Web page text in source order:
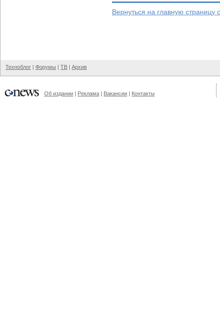
Вернуться на главную страницу
Техноблог | Форумы | ТВ | Архив
Об издании | Реклама | Вакансии | Контакты